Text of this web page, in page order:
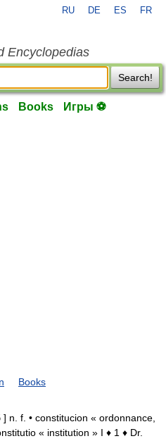
RU DE ES FR
Encyclopedias
Search!
Books Игры ⚽
Books
n. f. • constitucion « ordonnance,
« institution » I ♦ 1 ♦ Dr.